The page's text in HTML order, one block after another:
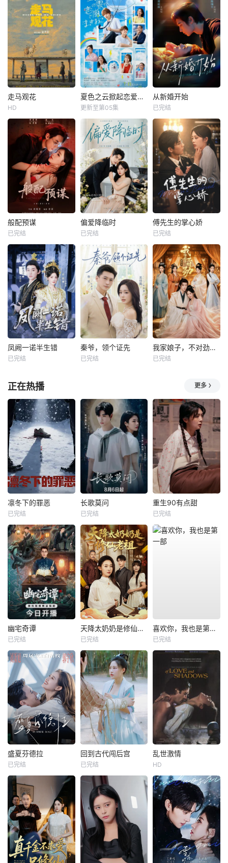
走马观花
HD
夏色之云掀起恋爱与风暴
更新至第05集
从新婚开始
已完结
般配预谋
已完结
偏爱降临时
已完结
傅先生的掌心娇
已完结
凤阙一诺半生错
已完结
秦爷，领个证先
已完结
我家娘子，不对劲第四季
已完结
正在热播 更多
凛冬下的罪恶
已完结
长歌莫问
已完结
重生90有点甜
已完结
幽宅奇谭
已完结
天降太奶奶是修仙老祖
已完结
喜欢你，我也是第一部
已完结
盛夏芬德拉
已完结
回到古代闯后宫
已完结
乱世激情
HD